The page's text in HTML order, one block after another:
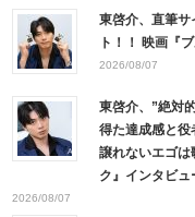
東啓介、直筆
ト！！ 映画『
2026/08/07
東啓介、”絶対
得た達成感と
譲れないエゴは
ク』インタビュ
2026/08/07